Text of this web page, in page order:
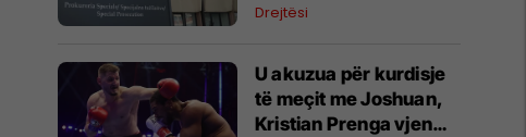
përfundojnë nën
Drejtësi
U akuzua për kurdisje
të meçit me Joshuan,
Kristian Prenga vjen